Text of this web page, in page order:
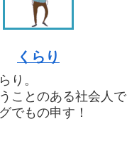
くらり
り。
ことのある社会人で
でもの申す！